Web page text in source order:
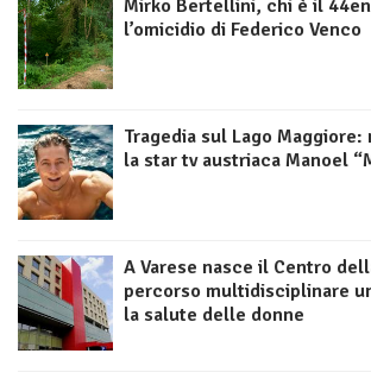
Mirko Bertellini, chi è il
l’omicidio di Federico Venco
Tragedia sul Lago Maggiore:
la star tv austriaca Manoel
A Varese nasce il Centro
percorso multidisciplinare
la salute delle donne